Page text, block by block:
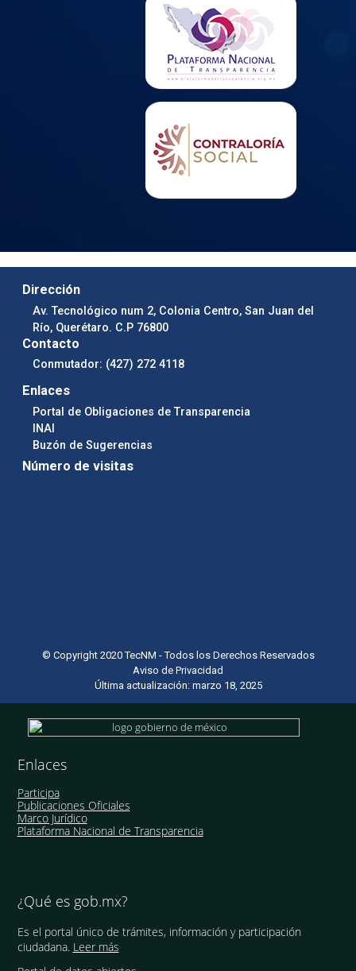
Dirección
Av. Tecnológico num 2, Colonia Centro, San Juan del
Río, Querétaro. C.P 76800
Contacto
Conmutador: (427) 272 4118
Enlaces
Portal de Obligaciones de Transparencia
INAI
Buzón de Sugerencias
Número de visitas
© Copyright 2020 TecNM - Todos los Derechos Reservados
Aviso de Privacidad
Última actualización: marzo 18, 2025
Enlaces
Participa
Publicaciones Oficiales
Marco Jurídico
Plataforma Nacional de Transparencia
¿Qué es gob.mx?
Es el portal único de trámites, información y participación
ciudadana. Leer más